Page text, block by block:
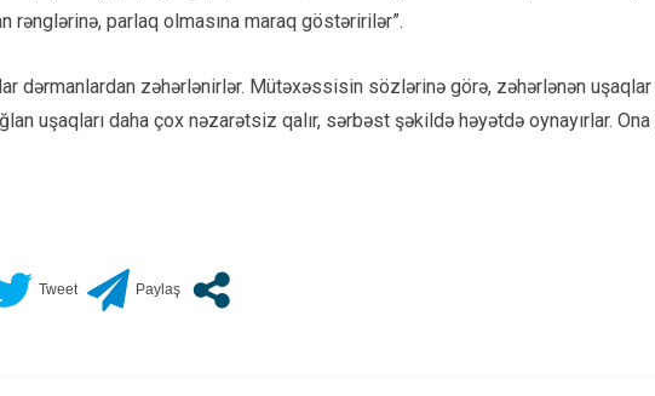
rənglərinə, parlaq olmasına maraq göstəririlər”.
dərmanlardan zəhərlənirlər. Mütəxəssisin sözlərinə görə, zəhərlənən
uşaqları daha çox nəzarətsiz qalır, sərbəst şəkildə həyətdə oynayırlar.